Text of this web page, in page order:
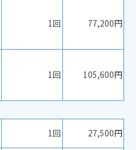
1回 77,200円
1回 105,600円
1回
27,500円